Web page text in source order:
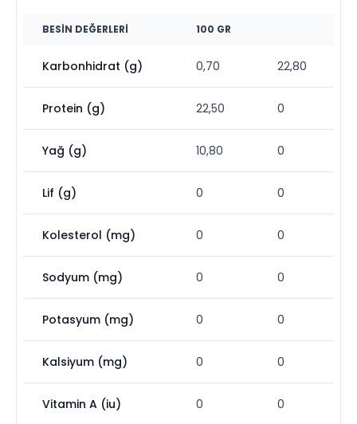
BESIN DEĞERLERI 100 GR
Karbonhidrat (g) 0,70 22,80
Protein (g) 22,50 0
Yağ (g) 10,80 0
Lif (g) 0 0
Kolesterol (mg) 0 0
Sodyum (mg) 0 0
Potasyum (mg) 0 0
Kalsiyum (mg) 0 0
Vitamin A (iu) 0 0